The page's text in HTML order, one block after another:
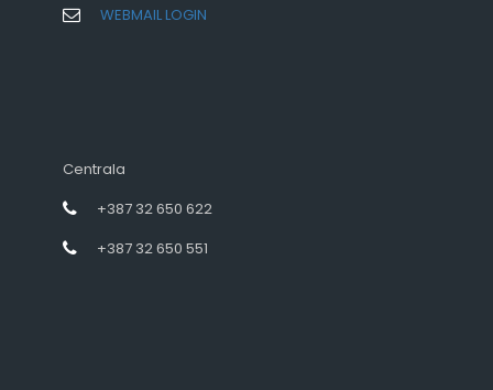
WEBMAIL LOGIN
Centrala
+387 32 650 622
+387 32 650 551